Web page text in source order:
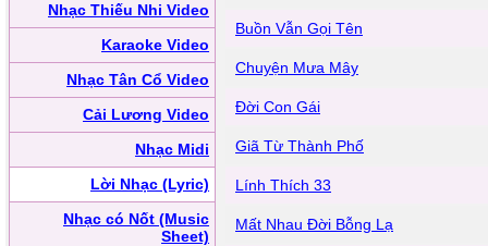
Nhạc Thiếu Nhi Video
Karaoke Video
Nhạc Tân Cổ Video
Cải Lương Video
Nhạc Midi
Lời Nhạc (Lyric)
Nhạc có Nốt (Music
Sheet)
Buồn Vẫn Gọi Tên
Chuyện Mưa Mây
Đời Con Gái
Giã Từ Thành Phố
Lính Thích 33
Mất Nhau Ðời Bỗng Lạ